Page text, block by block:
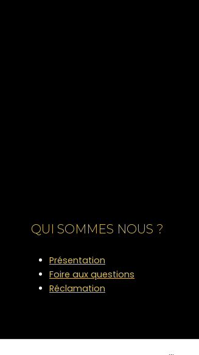
QUI SOMMES NOUS ?
Présentation
Foire aux questions
Réclamation